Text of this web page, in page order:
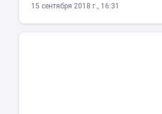
15 сентября 2018 г., 16:31